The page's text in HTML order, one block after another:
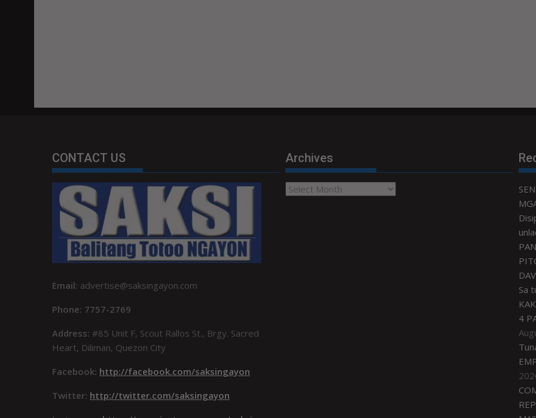
CONTACT US
Email: advertise@saksingayon.com
Phone: 7757-2769
Address: #85 Unit F, Scout Rallos St., Brgy. Sacred
Heart, Diliman, Quezon City
Facebook: http://facebook.com/saksingayon
Twitter: http://twitter.com/saksingayon
Archives
Archives
Sa
4